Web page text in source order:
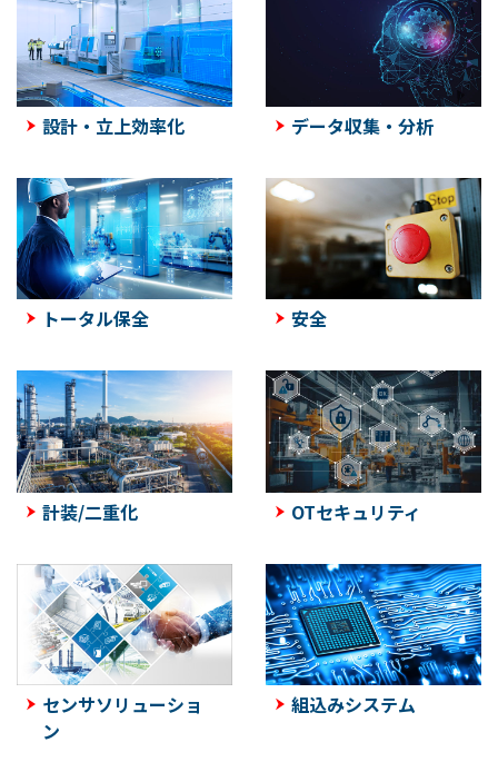
設計・立上効率化 データ収集・分析
トータル保全 安全
計装/二重化 OTセキュリティ
センサソリューショ
ン
組込みシステム